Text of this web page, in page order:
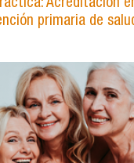
Acreditación
primaria de